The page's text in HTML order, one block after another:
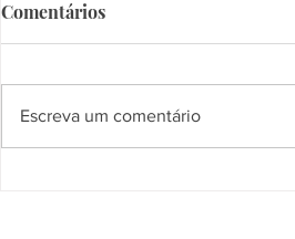
Comentários
Escreva um comentário